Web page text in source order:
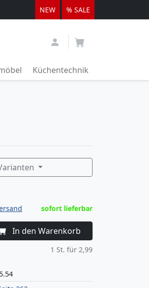
NEW % SALE
Küchentechnik
sofort lieferbar
In den Warenkorb
1 St. für 2,99